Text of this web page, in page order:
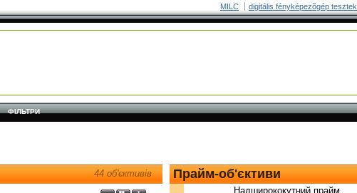
MILC digitális fényképezõgép tesztek
ФІЛЬТРИ
44 об'єктивів Прайм-об'єктиви
Надширококутний прайм